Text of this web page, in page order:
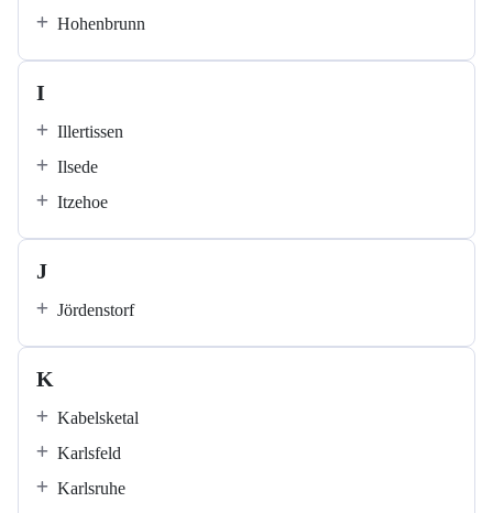
Hohenbrunn
I
Illertissen
Ilsede
Itzehoe
J
Jördenstorf
K
Kabelsketal
Karlsfeld
Karlsruhe